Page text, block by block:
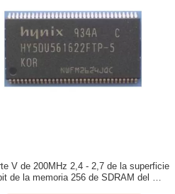
V de 200MHz 2,4 - 2,7 de la superficie
de la memoria 256 de SDRAM del chip